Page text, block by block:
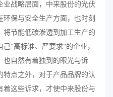
业战略层面，中来股份的光伏
保与安全生产方面，也时刻
节能低碳渗透到加工生产的
“高标准、严要求”的企业，
也自然有着独到的眼光与诉
点之外，对于产品品牌的认
着这些诉求，才使中来股份与